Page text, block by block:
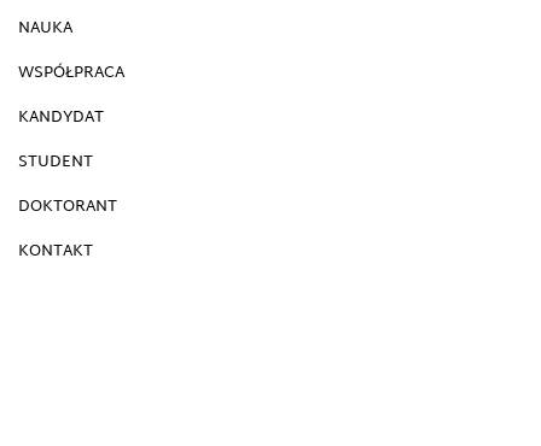
NAUKA
WSPÓŁPRACA
KANDYDAT
STUDENT
DOKTORANT
KONTAKT